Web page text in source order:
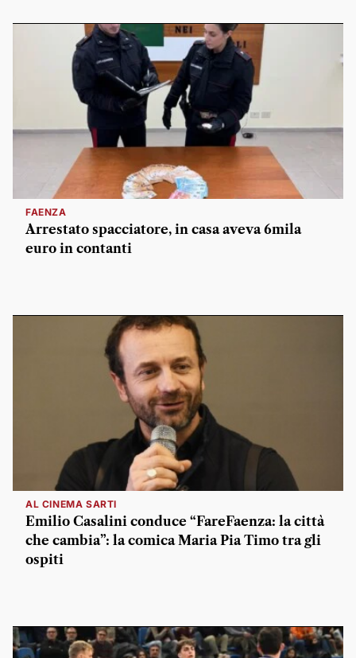
FAENZA
Arrestato spacciatore, in casa aveva 6mila
euro in contanti
AL CINEMA SARTI
Emilio Casalini conduce “FareFaenza: la città
che cambia”: la comica Maria Pia Timo tra gli
ospiti